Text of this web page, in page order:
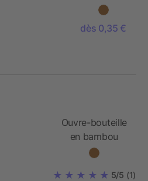
en bambou
dès 0,35 €
Ouvre-bouteille
en bambou
Sherry
5/5 (1)